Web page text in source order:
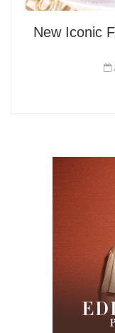
New Iconic